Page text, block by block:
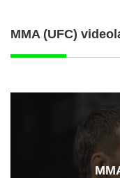
MMA (UFC)